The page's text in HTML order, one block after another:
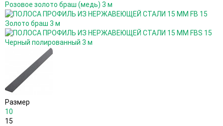
Размер
10
15